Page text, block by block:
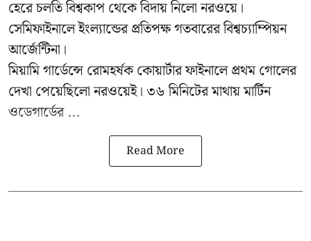
হেরে চলতি বিশ্বকাপ থেকে বিদায় নিলো নরওয়ে।
সেমিফাইনালে ইংল্যান্ডের প্রতিপক্ষ গতবারের বিশ্বচ্যাম্পিয়ন
আর্জেন্টিনা।
মিয়ামি গার্ডেন্সে রোমহর্ষক কোয়ার্টার ফাইনালে প্রথম গোলের
দেখা পেয়েছিলো নরওয়েই। ৩৬ মিনিটের মাথায় মার্টিন
ওডেগার্ডের ...
Read More